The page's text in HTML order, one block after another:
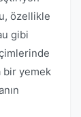
özellikle
gibi
bir yemek